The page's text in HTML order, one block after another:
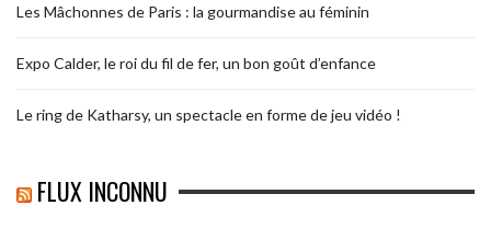
Les Mâchonnes de Paris : la gourmandise au féminin
Expo Calder, le roi du fil de fer, un bon goût d’enfance
Le ring de Katharsy, un spectacle en forme de jeu vidéo !
FLUX INCONNU